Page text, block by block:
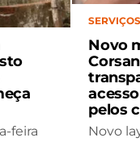
feira
SERVIÇOS
Novo
pelos
Novo